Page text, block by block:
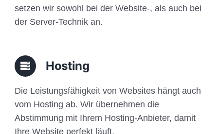
setzen wir sowohl bei der Website-, als auch bei
der Server-Technik an.
Hosting
Die Leistungsfähigkeit von Websites hängt auch
vom Hosting ab. Wir übernehmen die
Abstimmung mit Ihrem Hosting-Anbieter, damit
Ihre Website perfekt läuft.